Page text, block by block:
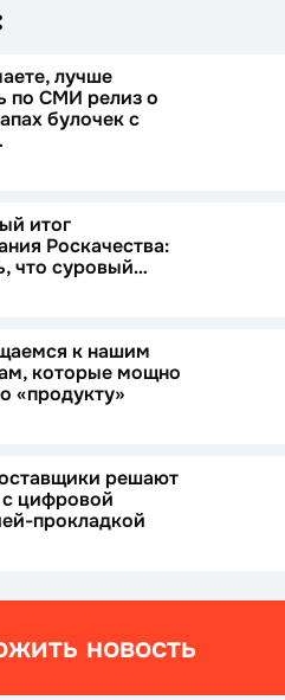
лучше
по СМИ релиз о
булочек с
итог
Роскачества:
что суровый…
к нашим
которые мощно
«продукту»
решают
цифровой
прокладкой
новость